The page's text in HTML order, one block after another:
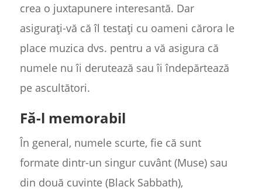
crea o juxtapunere interesantă. Dar
asigurați-vă că îl testați cu oameni cărora le
place muzica dvs. pentru a vă asigura că
numele nu îi derutează sau îi îndepărtează
pe ascultători.
Fă-l memorabil
În general, numele scurte, fie că sunt
formate dintr-un singur cuvânt (Muse) sau
din două cuvinte (Black Sabbath),